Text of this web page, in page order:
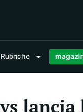
Rubriche
lancia